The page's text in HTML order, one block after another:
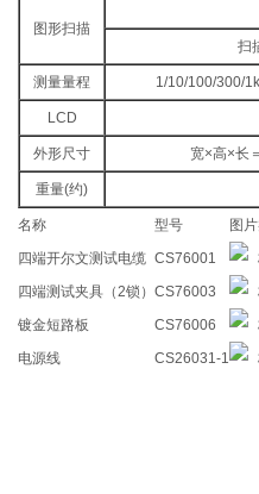
图形扫描
扫
测量量程 1/10/100/300/
LCD
外形尺寸 宽×高×长
重量(约)
名称 型号 图片
四端开尔文测试电缆 CS76001
四端测试夹具（2锁）CS76003
镀金短路板
CS76006
电源线
CS26031-1